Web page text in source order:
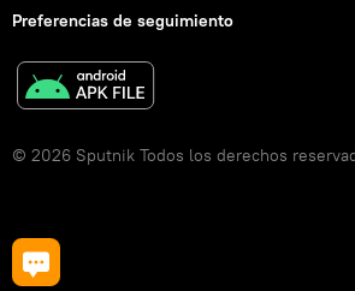
Preferencias de seguimiento
© 2026 Sputnik Todos los derechos